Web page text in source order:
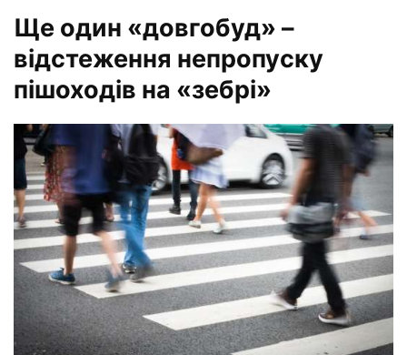
Ще один «довгобуд» –
відстеження непропуску
пішоходів на «зебрі»